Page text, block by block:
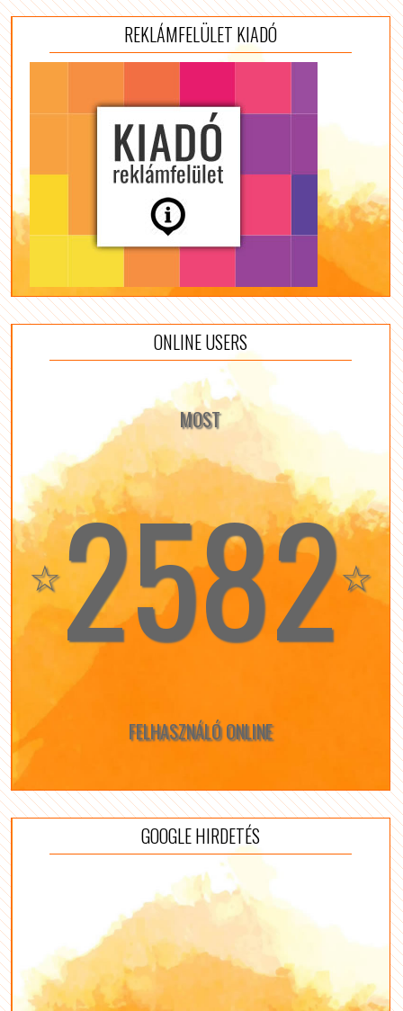
REKLÁMFELÜLET KIADÓ
ONLINE USERS
MOST
☆2582☆
FELHASZNÁLÓ ONLINE
GOOGLE HIRDETÉS